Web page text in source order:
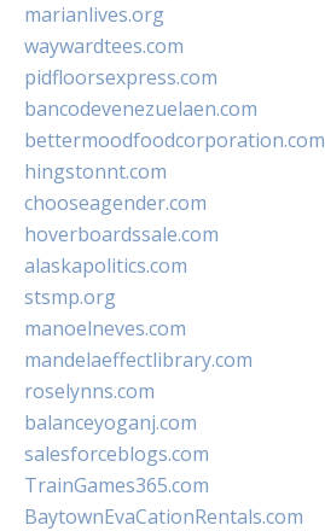
marianlives.org
waywardtees.com
pidfloorsexpress.com
bancodevenezuelaen.com
bettermoodfoodcorporation.com
hingstonnt.com
chooseagender.com
hoverboardssale.com
alaskapolitics.com
stsmp.org
manoelneves.com
mandelaeffectlibrary.com
roselynns.com
balanceyoganj.com
salesforceblogs.com
TrainGames365.com
BaytownEvaCationRentals.com